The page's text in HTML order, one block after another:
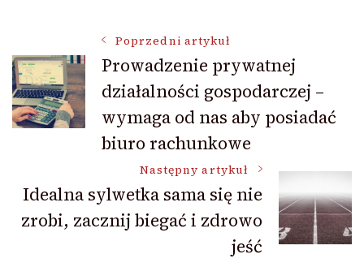
Nawigacja
wpisu
Poprzedni artykuł
Prowadzenie prywatnej
działalności gospodarczej –
wymaga od nas aby posiadać
biuro rachunkowe
Następny artykuł
Idealna sylwetka sama się nie
zrobi, zacznij biegać i zdrowo
jeść